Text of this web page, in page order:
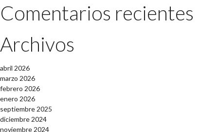
Comentarios recientes
Archivos
abril 2026
marzo 2026
febrero 2026
enero 2026
septiembre 2025
diciembre 2024
noviembre 2024